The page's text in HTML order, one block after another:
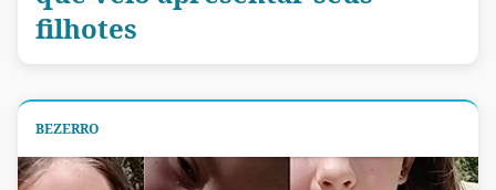
filhotes
BEZERRO